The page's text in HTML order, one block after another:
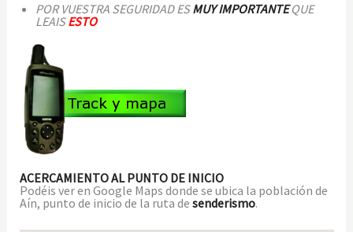
POR VUESTRA SEGURIDAD ESMUY IMPORTANTEQUE
LEAISESTO
ACERCAMIENTO AL PUNTO DE INICIO
Podéis ver en Google Maps donde se ubica la población de
Aín, punto de inicio de la ruta de senderismo.